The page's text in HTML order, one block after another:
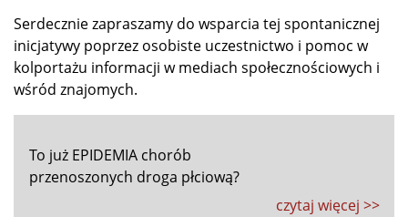
Serdecznie zapraszamy do wsparcia tej spontanicznej
inicjatywy poprzez osobiste uczestnictwo i pomoc w
kolportażu informacji w mediach społecznościowych i
wśród znajomych.
To już EPIDEMIA chorób
przenoszonych droga płciową?
czytaj więcej >>